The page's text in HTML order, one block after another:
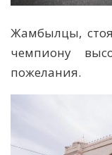
Жамбылцы,
чемпиону
пожелания.